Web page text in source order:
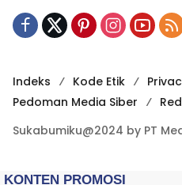
Indeks Kode Etik
Pedoman Media Siber
Sukabumiku@2024 by PT